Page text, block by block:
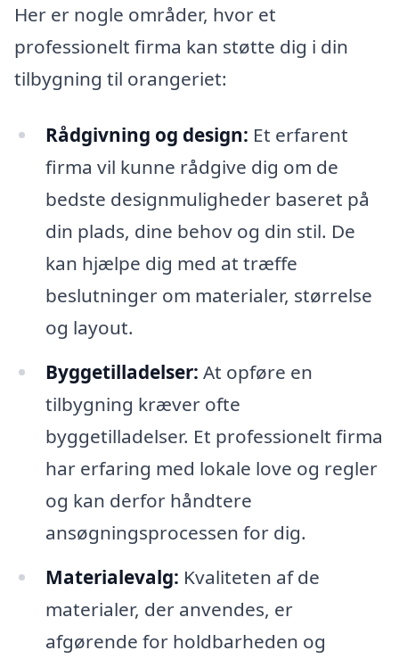
Her er nogle områder, hvor et
professionelt firma kan støtte dig i din
tilbygning til orangeriet:
Rådgivning og design: Et erfarent
firma vil kunne rådgive dig om de
bedste designmuligheder baseret på
din plads, dine behov og din stil. De
kan hjælpe dig med at træffe
beslutninger om materialer, størrelse
og layout.
Byggetilladelser: At opføre en
tilbygning kræver ofte
byggetilladelser. Et professionelt firma
har erfaring med lokale love og regler
og kan derfor håndtere
ansøgningsprocessen for dig.
Materialevalg: Kvaliteten af de
materialer, der anvendes, er
afgørende for holdbarheden og